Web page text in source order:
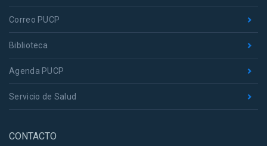
Correo PUCP
Biblioteca
Agenda PUCP
Servicio de Salud
CONTACTO